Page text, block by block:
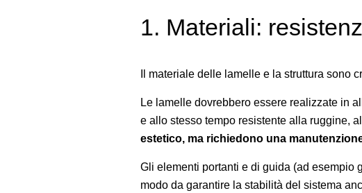
1. Materiali:
Il materiale delle lamelle e la struttura sono
Le lamelle dovrebbero essere realizzate in
e allo stesso tempo resistente alla ruggine,
estetico, ma richiedono una
Gli elementi portanti e di guida (ad esempio
modo da garantire la stabilità del sistema